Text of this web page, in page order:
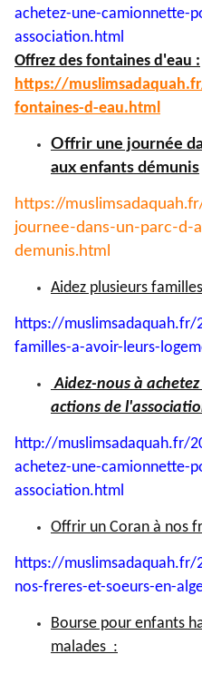
achetez-une-camionnette-
association.html
Offrez des fontaines d'eau :
https://
fontaines-d-eau.html
Offrir une journée
aux enfants démunis
https://
journee-dans-un-parc-d-
demunis.html
Aidez plusieurs
https://muslimsadaquah.fr/
familles-a-avoir-leurs-
Aidez-nous à
actions de
http://muslimsadaquah.fr/
achetez-une-camionnette-
association.html
Offrir un Coran à nos
https://muslimsadaquah.fr/
nos-freres-et-soeurs-en-
Bourse pour enfants
malades :